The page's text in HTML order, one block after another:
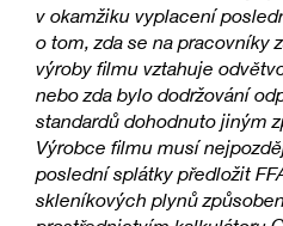
v okamžiku vyplacení
o tom, zda se na pracovníky
výroby filmu vztahuje
nebo zda bylo dodržování
standardů dohodnuto jiným
Výrobce filmu musí
poslední splátky předložit
skleníkových plynů